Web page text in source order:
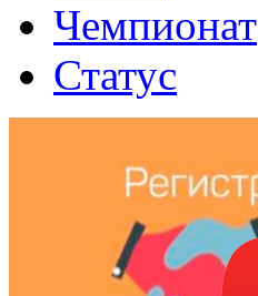
Чемпионат
Статус